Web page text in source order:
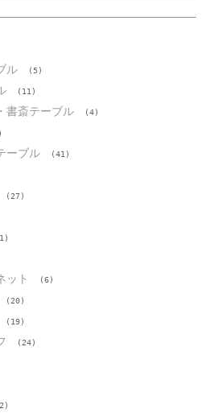
ル (5)
(11)
書斎テーブル (4)
ーブル (41)
(27)
ット (6)
(20)
(19)
(24)